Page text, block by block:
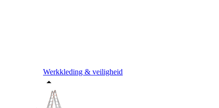
Werkkleding & veiligheid